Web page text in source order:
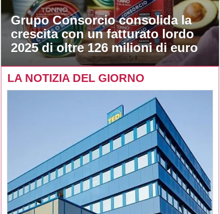
Grupo Consorcio consolida la
crescita con un fatturato lordo
2025 di oltre 126 milioni di euro
LA NOTIZIA DEL GIORNO